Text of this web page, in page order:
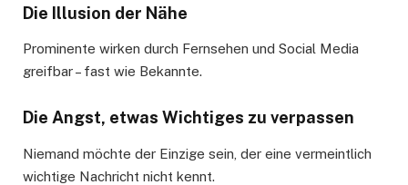
Die Illusion der Nähe
Prominente wirken durch Fernsehen und Social Media
greifbar – fast wie Bekannte.
Die Angst, etwas Wichtiges zu verpassen
Niemand möchte der Einzige sein, der eine vermeintlich
wichtige Nachricht nicht kennt.